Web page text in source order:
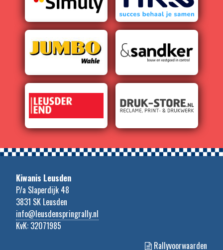
Kiwanis Leusden
P/a Slaperdijk 48
3831 SK Leusden
info@leusdenspringrally.nl
KvK: 32071985
Rallyvoorwaarden